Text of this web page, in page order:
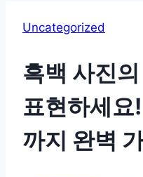
Uncategorized
흑백 사진
표현하세요
까지 완벽